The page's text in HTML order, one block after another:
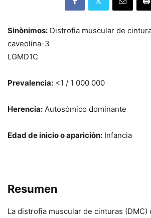
Sinònimos: Distrofia muscular de
caveolina-3
LGMD1C
Prevalencia: <1 / 1 000 000
Herencia: Autosómico dominante
Edad de inicio o apariciòn: Infancia
Resumen
La distrofia muscular de cinturas (DMC)